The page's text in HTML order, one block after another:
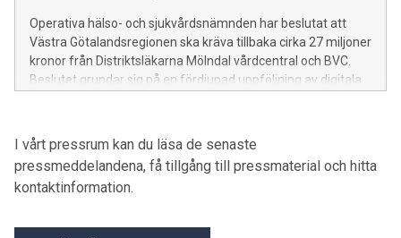
Operativa hälso- och sjukvårdsnämnden har beslutat att
Västra Götalandsregionen ska kräva tillbaka cirka 27 miljoner
kronor från Distriktsläkarna Mölndal vårdcentral och BVC.
Beslutet grundar sig på en fördjupad uppföljning av digitala
april 2023.
I vårt pressrum kan du läsa de senaste
pressmeddelandena, få tillgång till pressmaterial och hitta
kontaktinformation.